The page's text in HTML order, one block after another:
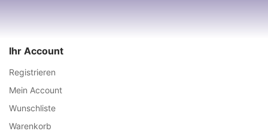
Ihr Account
Registrieren
Mein Account
Wunschliste
Warenkorb